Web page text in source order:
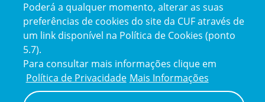
Reclamações e Elogios
e
elogios
Poderá a qualquer momento, alterar as suas
preferências de cookies do site da CUF através de
um link disponível na Política de Cookies (ponto
5.7).
Para consultar mais informações clique em
Política de Privacidade Mais Informações